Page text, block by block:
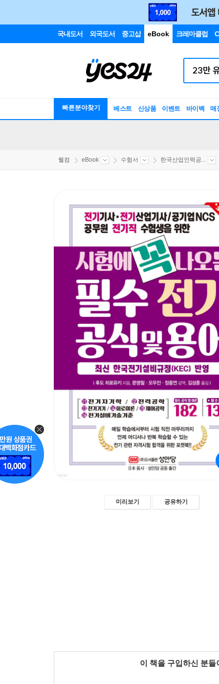
국내도서 외국도서 중고샵 eBook 크레마클럽
빠른분야찾기 베스트 신상품 이벤트 바이백 매
웰컴 eBook 수험서 한국산업인력공...
미리보기 공유하기
이 책을 구입하신 분